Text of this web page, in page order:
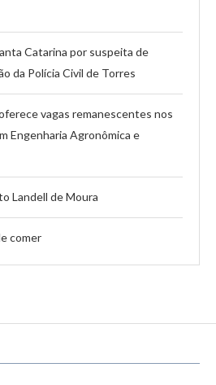
Catarina por suspeita de
da Polícia Civil de Torres
vagas remanescentes nos
Engenharia Agronômica e
Landell de Moura
comer